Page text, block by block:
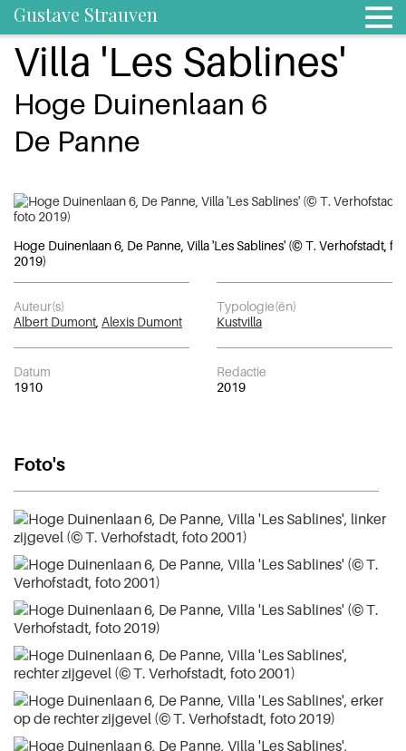
Gustave Strauven
Villa 'Les Sablines'
Hoge Duinenlaan 6
De Panne
Hoge Duinenlaan 6, De Panne, Villa 'Les Sablines' (© T. Verhofstadt,
2019)
Auteur(s)
Albert Dumont Alexis Dumont
Typologie(ën)
Kustvilla
Datum
1910
Redactie
2019
Foto's